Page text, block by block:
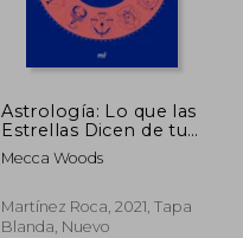
Astrología: Lo que las
Estrellas Dicen de tu
Personalidad y tu
Futuro (Martínez
Mecca Woods
Martínez Roca, 2021, Tapa
Blanda, Nuevo